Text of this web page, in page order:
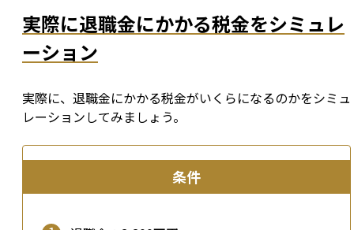
実際に退職金にかかる税金をシミュレ
ーション
実際に、退職金にかかる税金がいくらになるのかをシミュ
レーションしてみましょう。
条件